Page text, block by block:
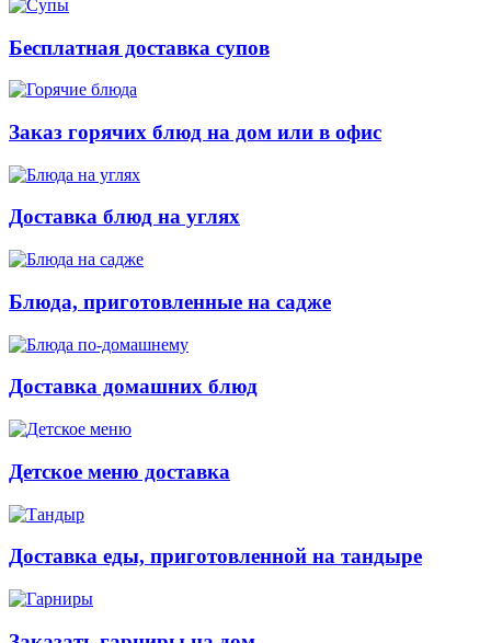
Бесплатная доставка супов
Заказ горячих блюд на дом или в офис
Доставка блюд на углях
Блюда, приготовленные на садже
Доставка домашних блюд
Детское меню доставка
Доставка еды, приготовленной на тандыре